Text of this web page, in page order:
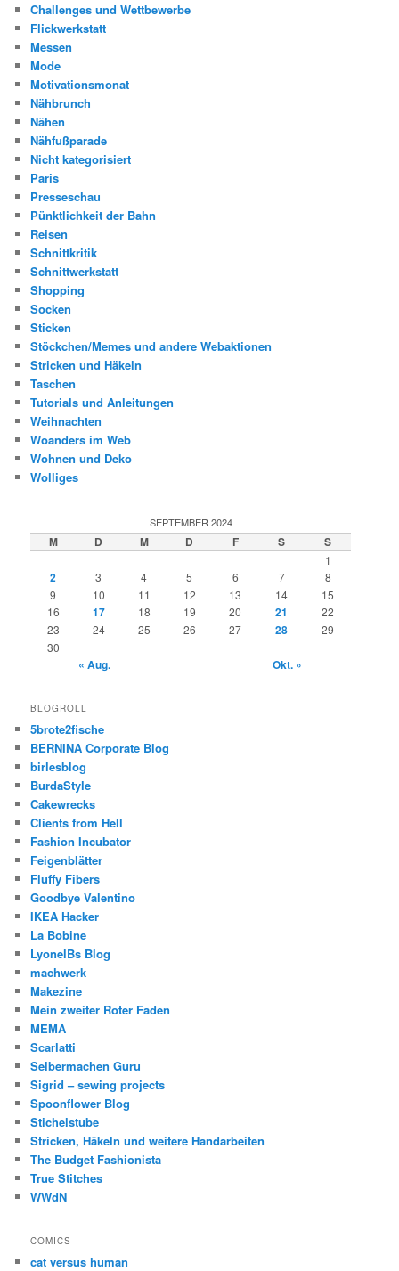
Challenges und Wettbewerbe
Flickwerkstatt
Messen
Mode
Motivationsmonat
Nähbrunch
Nähen
Nähfußparade
Nicht kategorisiert
Paris
Presseschau
Pünktlichkeit der Bahn
Reisen
Schnittkritik
Schnittwerkstatt
Shopping
Socken
Sticken
Stöckchen/Memes und andere Webaktionen
Stricken und Häkeln
Taschen
Tutorials und Anleitungen
Weihnachten
Woanders im Web
Wohnen und Deko
Wolliges
SEPTEMBER 2024
M D M D F S S
1
2 3 4 5 6 7
8
9
10 11 12 13 14
15
16
17 18 19 20 21
22
23
24 25 26 27 28
29
30
« Aug. Okt. »
BLOGROLL
5brote2fische
BERNINA Corporate Blog
birlesblog
BurdaStyle
Cakewrecks
Clients from Hell
Fashion Incubator
Feigenblätter
Fluffy Fibers
Goodbye Valentino
IKEA Hacker
La Bobine
LyonelBs Blog
machwerk
Makezine
Mein zweiter Roter Faden
MEMA
Scarlatti
Selbermachen Guru
Sigrid – sewing projects
Spoonflower Blog
Stichelstube
Stricken, Häkeln und weitere Handarbeiten
The Budget Fashionista
True Stitches
WWdN
COMICS
cat versus human